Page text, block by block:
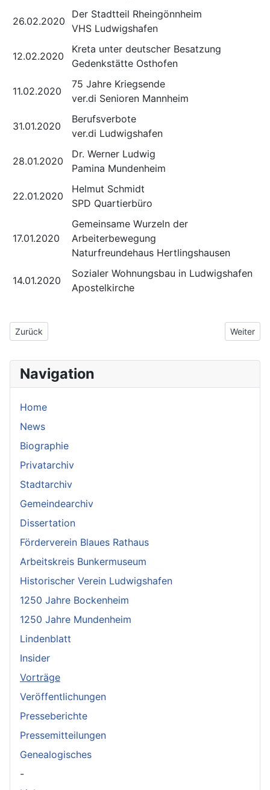
Navigation
Home
News
Biographie
Privatarchiv
Stadtarchiv
Gemeindearchiv
Dissertation
Förderverein Blaues Rathaus
Arbeitskreis Bunkermuseum
Historischer Verein Ludwigshafen
1250 Jahre Bockenheim
1250 Jahre Mundenheim
Lindenblatt
Insider
Vorträge
Veröffentlichungen
Presseberichte
Pressemitteilungen
Genealogisches
-
26.02.2020
Der Stadtteil Rheingönnheim
VHS Ludwigshafen
12.02.2020
Kreta unter deutscher Besatzung
Gedenkstätte Osthofen
11.02.2020
75 Jahre Kriegsende
ver.di Senioren Mannheim
31.01.2020
Berufsverbote
ver.di Ludwigshafen
28.01.2020
Dr. Werner Ludwig
Pamina Mundenheim
22.01.2020
Helmut Schmidt
SPD Quartierbüro
17.01.2020
Gemeinsame Wurzeln der
Arbeiterbewegung
Naturfreundehaus Hertlingshausen
14.01.2020
Sozialer Wohnungsbau in Ludwigshafen
Apostelkirche
Vorheriger Beitrag: Vorträge 2021
Zurück Nächster
Weiter